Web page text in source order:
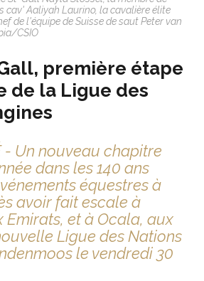
cav' Aaliyah Laurino, la cavalière élite
de l'équipe de Suisse de saut Peter van
CSIO
première étape
de la Ligue des
- Un nouveau chapitre
dans les 140 ans
équestres à
avoir fait escale à
Emirats, et à Ocala, aux
Ligue des Nations
le vendredi 30